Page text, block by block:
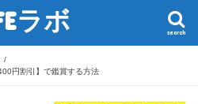
ラボ search
円割引】で鑑賞する方法